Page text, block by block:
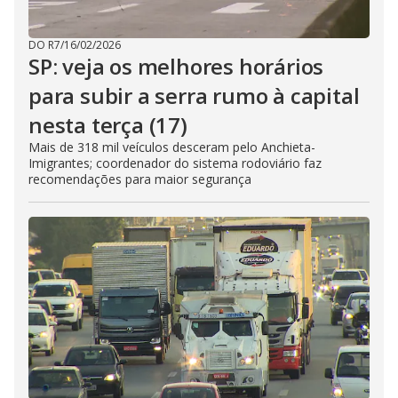
DO R7/16/02/2026
SP: veja os melhores horários
para subir a serra rumo à capital
nesta terça (17)
Mais de 318 mil veículos desceram pelo Anchieta-
Imigrantes; coordenador do sistema rodoviário faz
recomendações para maior segurança